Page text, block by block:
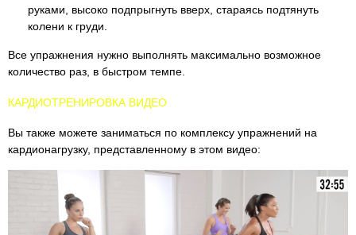
руками, высоко подпрыгнуть вверх, стараясь подтянуть
колени к груди.
Все упражнения нужно выполнять максимально возможное
количество раз, в быстром темпе.
КАРДИОТРЕНИРОВКА ВИДЕО
Вы также можете заниматься по комплексу упражнений на
кардионагрузку, представленному в этом видео: